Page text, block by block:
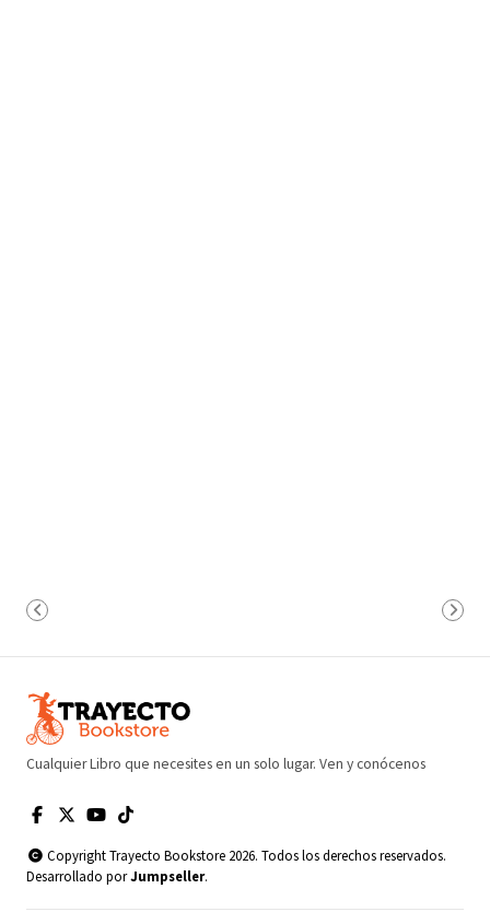
Cualquier Libro que necesites en un solo lugar. Ven y conócenos
Copyright Trayecto Bookstore 2026. Todos los derechos reservados.
Desarrollado porJumpseller.